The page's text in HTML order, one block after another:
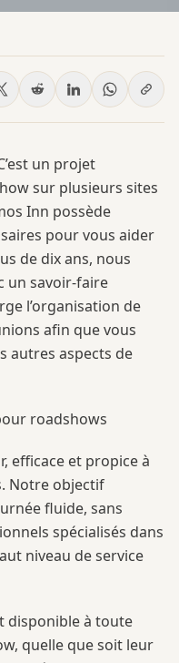
un projet
sur plusieurs sites
Inn possède
pour vous aider
de dix ans, nous
un savoir-faire
l’organisation de
afin que vous
autres aspects de
roadshows
efficace et propice à
Notre objectif
fluide, sans
spécialisés dans
niveau de service
disponible à toute
quelle que soit leur